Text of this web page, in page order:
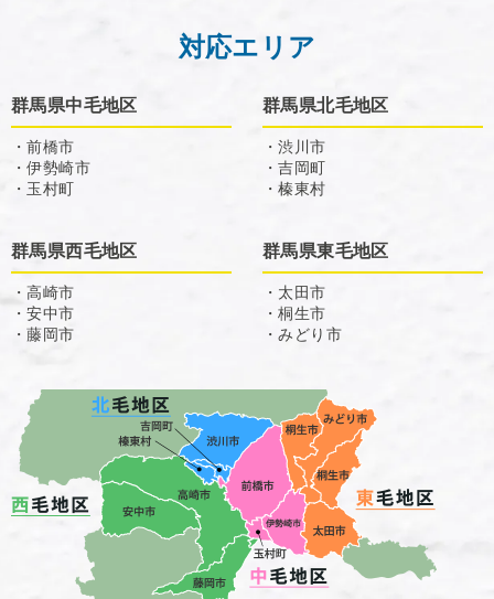
対応エリア
群馬県中毛地区
・前橋市
・伊勢崎市
・玉村町
群馬県北毛地区
・渋川市
・吉岡町
・榛東村
群馬県西毛地区
・高崎市
・安中市
・藤岡市
群馬県東毛地区
・太田市
・桐生市
・みどり市